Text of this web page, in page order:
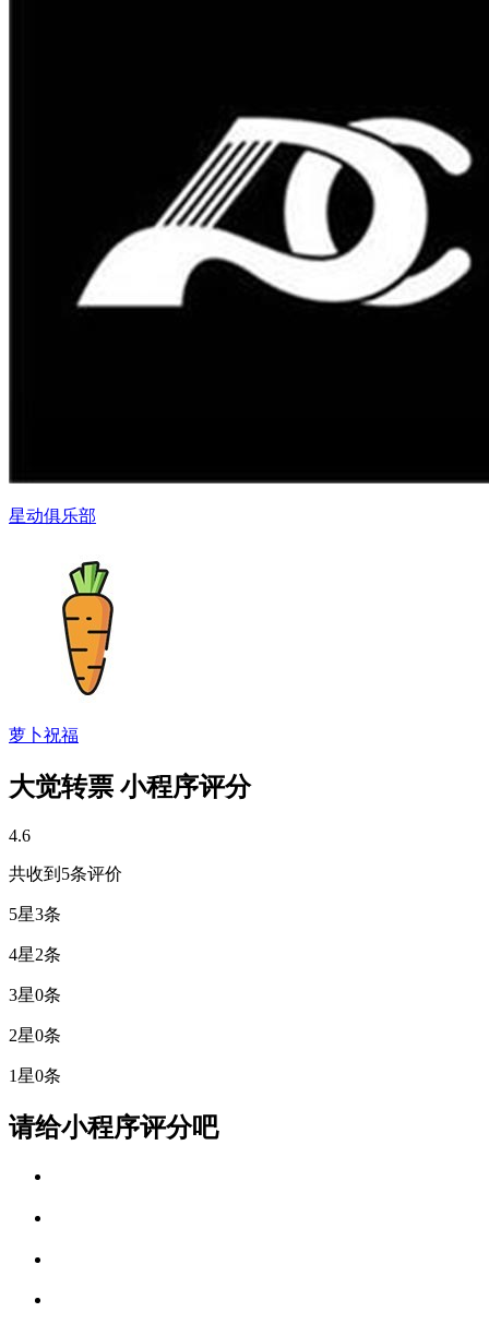
星动俱乐部
萝卜祝福
大觉转票 小程序评分
4.6
共收到5条评价
5星3条
4星2条
3星0条
2星0条
1星0条
请给小程序评分吧